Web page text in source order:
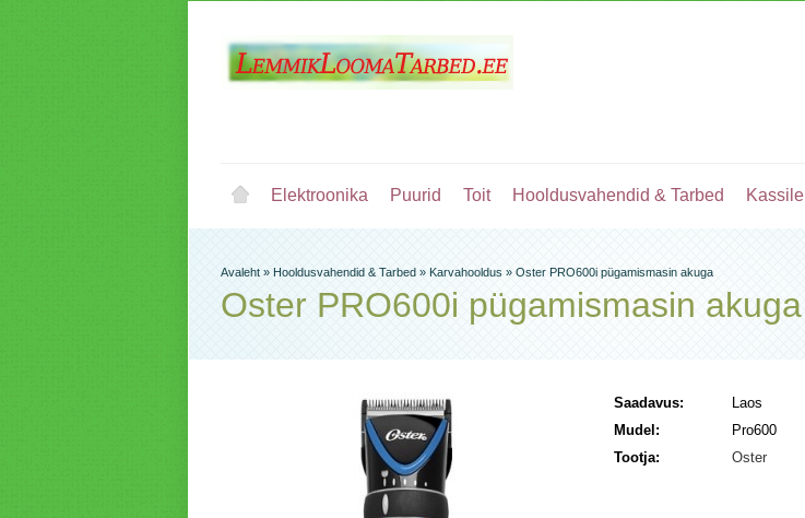
Elektroonika Puurid Toit Hooldusvahendid & Tarbed Kassile
Avaleht » Hooldusvahendid & Tarbed » Karvahooldus » Oster PRO600i pügamismasin akuga
Oster PRO600i pügamismasin akuga
Saadavus:
Laos
Mudel:
Pro600
Tootja:
Oster